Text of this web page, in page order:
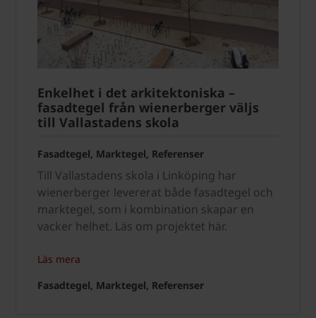
Enkelhet i det arkitektoniska –
fasadtegel från wienerberger väljs
till Vallastadens skola
Fasadtegel, Marktegel, Referenser
Till Vallastadens skola i Linköping har
wienerberger levererat både fasadtegel och
marktegel, som i kombination skapar en
vacker helhet. Läs om projektet här.
Läs mera
Fasadtegel, Marktegel, Referenser